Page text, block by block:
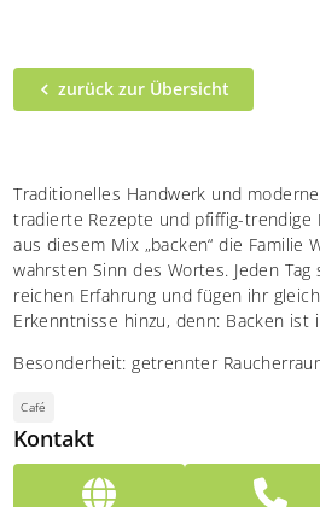
zurück zur Übersicht
Traditionelles Handwerk und
tradierte Rezepte und pfiffig-trendige
aus diesem Mix „backen“ die Familie
wahrsten Sinn des Wortes. Jeden
reichen Erfahrung und fügen ihr
Erkenntnisse hinzu, denn: Backen ist
Besonderheit: getrennter
Café
Kontakt